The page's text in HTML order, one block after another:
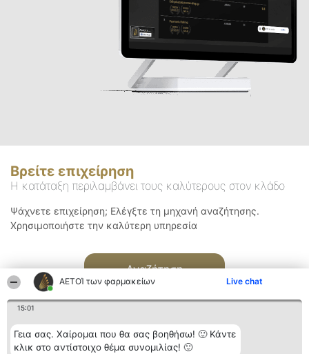
ΑΕΤΟΊ των φαρμακείων Live chat
15:01
Γεια σας. Χαίρομαι που θα σας βοηθήσω! 🙂 Κάντε
κλικ στο αντίστοιχο θέμα συνομιλίας! 🙂
Βρείτε επιχείρηση
Η κατάταξη περιλαμβάνει τους καλύτερους στον κλάδο
Ψάχνετε επιχείρηση; Ελέγξτε τη μηχανή αναζήτησης.
Χρησιμοποιήστε την καλύτερη υπηρεσία
Αναζήτηση